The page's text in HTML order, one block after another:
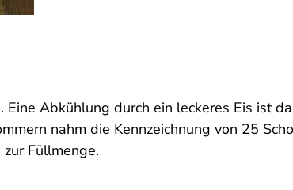
Abkühlung durch ein leckeres Eis ist
nahm die Kennzeichnung von 25
Füllmenge.